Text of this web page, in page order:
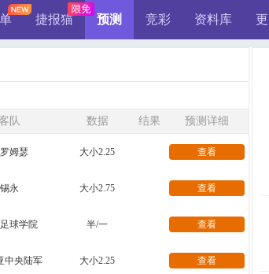
捷报猫 预测 竞彩 资料库
队 数据 结果 预测详细
姆瑟 大小2.25 查看
锡永 大小2.75 查看
球学院 半/一 查看
中央陆军 大小2.25 查看